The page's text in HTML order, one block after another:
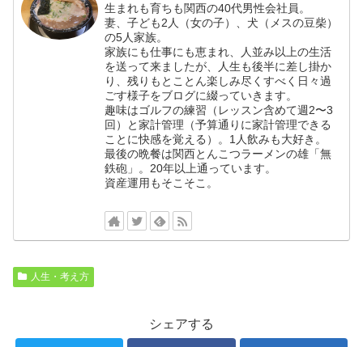
生まれも育ちも関西の40代男性会社員。
妻、子ども2人（女の子）、犬（メスの豆柴）
の5人家族。
家族にも仕事にも恵まれ、人並み以上の生活
を送って来ましたが、人生も後半に差し掛か
り、残りもとことん楽しみ尽くすべく日々過
ごす様子をブログに綴っていきます。
趣味はゴルフの練習（レッスン含めて週2〜3
回）と家計管理（予算通りに家計管理できる
ことに快感を覚える）。1人飲みも大好き。
最後の晩餐は関西とんこつラーメンの雄「無
鉄砲」。20年以上通っています。
資産運用もそこそこ。
人生・考え方
シェアする